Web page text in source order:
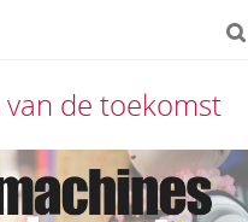
de toekomst